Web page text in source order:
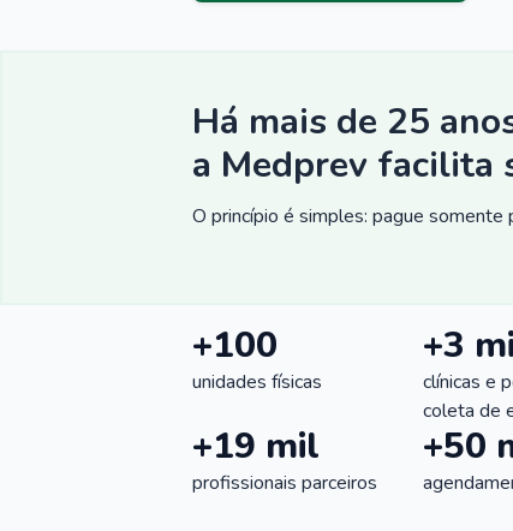
Há mais de 25
a Medprev facilita
O princípio é simples: pague
+100
unidades físicas
+3
clínicas e
coleta de
+19 mil
profissionais parceiros
+50